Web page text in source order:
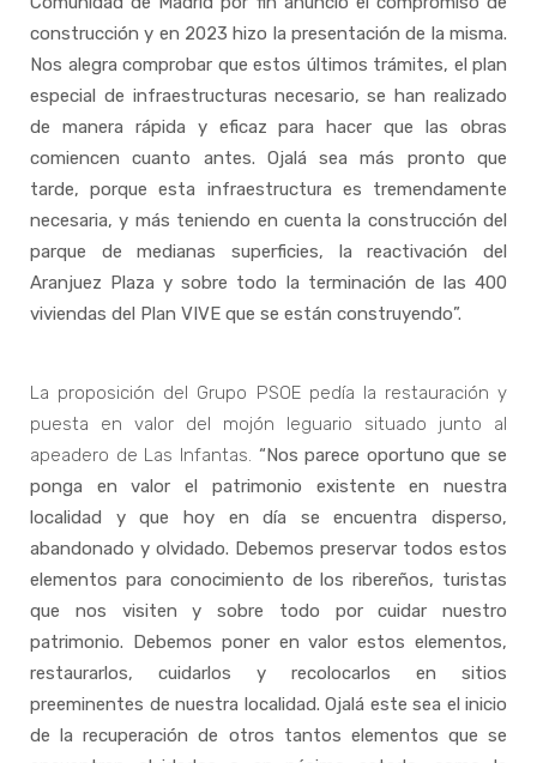
construcción y en 2023 hizo la presentación de la misma.
Nos alegra comprobar que estos últimos trámites, el plan
especial de infraestructuras necesario, se han realizado
de manera rápida y eficaz para hacer que las obras
comiencen cuanto antes. Ojalá sea más pronto que
tarde, porque esta infraestructura es tremendamente
necesaria, y más teniendo en cuenta la construcción del
parque de medianas superficies, la reactivación del
Aranjuez Plaza y sobre todo la terminación de las 400
viviendas del Plan VIVE que se están construyendo”.
La proposición del Grupo PSOE pedía la restauración y
puesta en valor del mojón leguario situado junto al
apeadero de Las Infantas. “Nos parece oportuno que se
ponga en valor el patrimonio existente en nuestra
localidad y que hoy en día se encuentra disperso,
abandonado y olvidado. Debemos preservar todos estos
elementos para conocimiento de los ribereños, turistas
que nos visiten y sobre todo por cuidar nuestro
patrimonio. Debemos poner en valor estos elementos,
restaurarlos, cuidarlos y recolocarlos en sitios
preeminentes de nuestra localidad. Ojalá este sea el inicio
de la recuperación de otros tantos elementos que se